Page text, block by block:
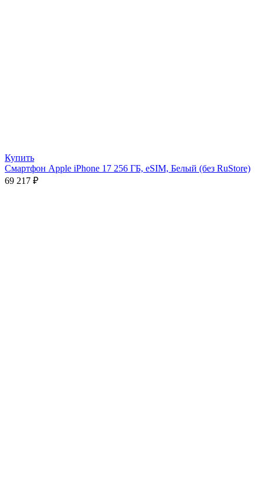
Купить
Смартфон Apple iPhone 17 256 ГБ, eSIM, Белый (без RuStore)
69 217 ₽